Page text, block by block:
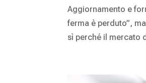
Aggiornamento e
ferma è perduto”,
sì perché il mercato